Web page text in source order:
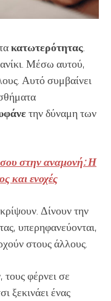
κατωτερότητας.
Μέσω αυτού,
Αυτό συμβαίνει
την δύναμη των
σου στην αναμονή: Η
και ενοχές
Δίνουν την
υπερηφανεύονται,
στους άλλους.
φέρνει σε
ξεκινάει ένας